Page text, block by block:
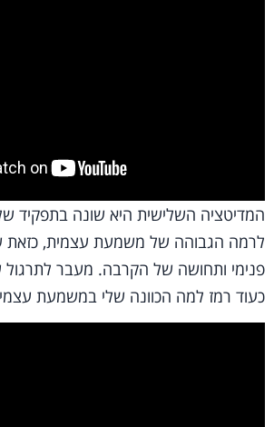
המדיטציה השלישית היא שונה בתפקיד
לרמה הגבוהה של משמעת עצמית, כזאת
פנימי ותחושה של הקרבה. מעבר
כעוד רמז למה הכוונה שלי במשמעת